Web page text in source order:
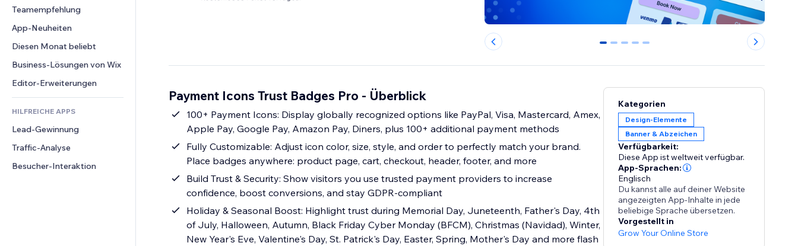
E-Mail
Gutscheine & Treuebonus
Lagerlösungen
Speisen & Getränke
Video
PDF
Dateifreigabe
News
Seiten-Vorlagen
Bildeffekte
Buttons & Menüs
Banner & Abzeichen
Taschenrechner
Suche
Wetter
Diagramme & Tabellen
Umfragen
Chat
Kommentare
Telefon
Community
Bewertungen und Feedback
CRM
Teamempfehlung
App-Neuheiten
Diesen Monat beliebt
Business-Lösungen von Wix
Editor-Erweiterungen
HILFREICHE APPS
Lead-Gewinnung
Traffic-Analyse
Besucher-Interaktion
0 1 2 3 4
Payment Icons Trust Badges Pro - Überblick
100+ Payment Icons: Display globally recognized options like PayPal, Visa, Mastercard, Amex,
Apple Pay, Google Pay, Amazon Pay, Diners, plus 100+ additional payment methods
Fully Customizable: Adjust icon color, size, style, and order to perfectly match your brand.
Place badges anywhere: product page, cart, checkout, header, footer, and more
Build Trust & Security: Show visitors you use trusted payment providers to increase
confidence, boost conversions, and stay GDPR-compliant
Holiday & Seasonal Boost: Highlight trust during Memorial Day, Juneteenth, Father's Day, 4th
of July, Halloween, Autumn, Black Friday Cyber Monday (BFCM), Christmas (Navidad), Winter,
New Year's Eve, Valentine's Day, St. Patrick's Day, Easter, Spring, Mother's Day and more flash
Kategorien
Design-Elemente
Banner & Abzeichen
Verfügbarkeit:
Diese App ist weltweit verfügbar.
App-Sprachen:
Englisch
Du kannst alle auf deiner Website
angezeigten App-Inhalte in jede
beliebige Sprache übersetzen.
Vorgestellt in
Grow Your Online Store